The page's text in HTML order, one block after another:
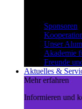
Sponsoren
Unser
Akademie
Freunde
Aktuelles &
Mehr erfahren
Informieren und